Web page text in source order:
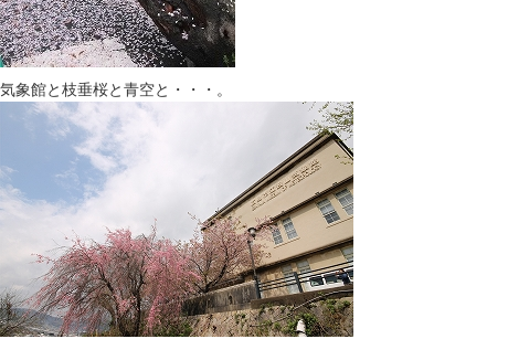
気象館と枝垂桜と青空と・・・。